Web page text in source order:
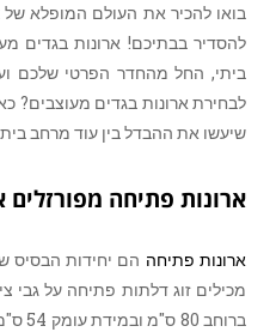
בואו להכיר את העולם המופלא של
להסדיר בבתיכם! ארונות בגדים
ביתי, החל מהחדר הפרטי שלכם
לבחירת ארונות בגדים מעוצבים?
שיעשו את ההבדל בין עוד מרחב
ארונות פתיחה
ארונות פתיחה הם יחידות הבסיס
מכילים זוג דלתות פתיחה על גבי